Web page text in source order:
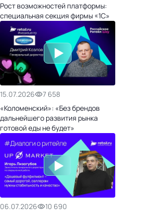
Рост возможностей платформы:
специальная секция фирмы «1С»
15.07.2026
7 658
«Коломенский»: «Без брендов
дальнейшего развития рынка
готовой еды не будет»
06.07.2026
10 690